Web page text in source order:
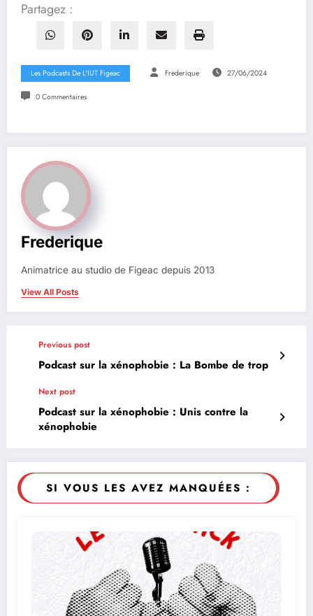
Partagez :
Les Podcasts De L'IUT Figeac Frederique 27/06/2024
0 Commentaires
Frederique
Animatrice au studio de Figeac depuis 2013
View All Posts
Previous post
Podcast sur la xénophobie : La Bombe de trop
Next post
Podcast sur la xénophobie : Unis contre la
xénophobie
SI VOUS LES AVEZ MANQUÉES :